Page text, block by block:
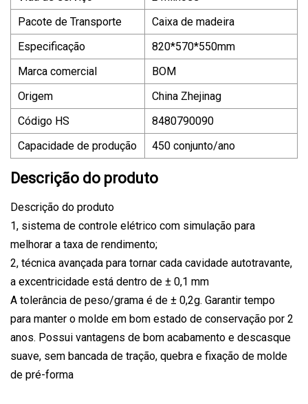
Pacote de Transporte
Caixa de madeira
Especificação
820*570*550mm
Marca comercial
BOM
Origem
China Zhejinag
Código HS
8480790090
Capacidade de produção
450 conjunto/ano
Descrição do produto
Descrição do produto
1, sistema de controle elétrico com simulação para
melhorar a taxa de rendimento;
2, técnica avançada para tornar cada cavidade autotravante,
a excentricidade está dentro de ± 0,1 mm
A tolerância de peso/grama é de ± 0,2g. Garantir tempo
para manter o molde em bom estado de conservação por 2
anos. Possui vantagens de bom acabamento e descasque
suave, sem bancada de tração, quebra e fixação de molde
de pré-forma